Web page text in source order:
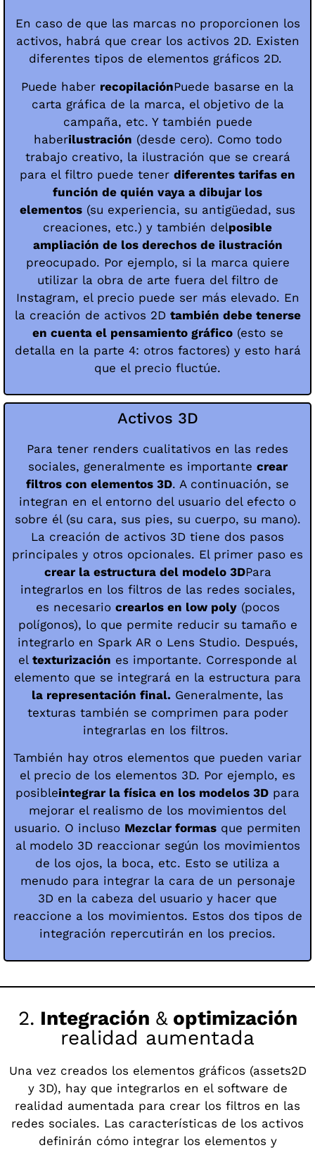
En caso de que las marcas no proporcionen los
activos, habrá que crear los activos 2D. Existen
diferentes tipos de elementos gráficos 2D.
Puede haber recopilaciónPuede basarse en la
carta gráfica de la marca, el objetivo de la
campaña, etc. Y también puede
haberilustración (desde cero). Como todo
trabajo creativo, la ilustración que se creará
para el filtro puede tener diferentes tarifas en
función de quién vaya a dibujar los
elementos (su experiencia, su antigüedad, sus
creaciones, etc.) y también delposible
ampliación de los derechos de ilustración
preocupado. Por ejemplo, si la marca quiere
utilizar la obra de arte fuera del filtro de
Instagram, el precio puede ser más elevado. En
la creación de activos 2D también debe tenerse
en cuenta el pensamiento gráfico(esto se
detalla en la parte 4: otros factores) y esto hará
que el precio fluctúe.
Activos 3D
Para tener renders cualitativos en las redes
sociales, generalmente es importante crear
filtros con elementos 3D. A continuación, se
integran en el entorno del usuario del efecto o
sobre él (su cara, sus pies, su cuerpo, su mano).
La creación de activos 3D tiene dos pasos
principales y otros opcionales. El primer paso es
crear la estructura del modelo 3DPara
integrarlos en los filtros de las redes sociales,
es necesario crearlos en low poly(pocos
polígonos), lo que permite reducir su tamaño e
integrarlo en Spark AR o Lens Studio. Después,
el texturización es importante. Corresponde al
elemento que se integrará en la estructura para
la representación final. Generalmente, las
texturas también se comprimen para poder
integrarlas en los filtros.
También hay otros elementos que pueden variar
el precio de los elementos 3D. Por ejemplo, es
posibleintegrar la física en los modelos 3D para
mejorar el realismo de los movimientos del
usuario. O incluso Mezclar formas que permiten
al modelo 3D reaccionar según los movimientos
de los ojos, la boca, etc. Esto se utiliza a
menudo para integrar la cara de un personaje
3D en la cabeza del usuario y hacer que
reaccione a los movimientos. Estos dos tipos de
integración repercutirán en los precios.
2. Integración &optimización
realidad aumentada
Una vez creados los elementos gráficos (assets2D
y 3D), hay que integrarlos en el software de
realidad aumentada para crear los filtros en las
redes sociales. Las características de los activos
definirán cómo integrar los elementos y